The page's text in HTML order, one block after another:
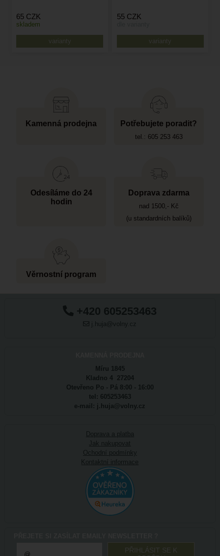
skladem
varianty
65 CZK
varianty
55 CZK
Kamenná prodejna Potřebujete poradit?
tel.: 605 253 463
Odesíláme do 24
hodin
Doprava zdarma
nad 1500,- Kč
(u standardních balíků)
Věrnostní program
+420 605253463
j.huja@volny.cz
Míru 1845
Kladno 4 27204
Otevřeno Po - Pá 8:00 - 16:00
tel: 605253463
e-mail: j.huja@volny.cz
Doprava a platba
Jak nakupovat
Ochodní podmínky
Kontaktní informace